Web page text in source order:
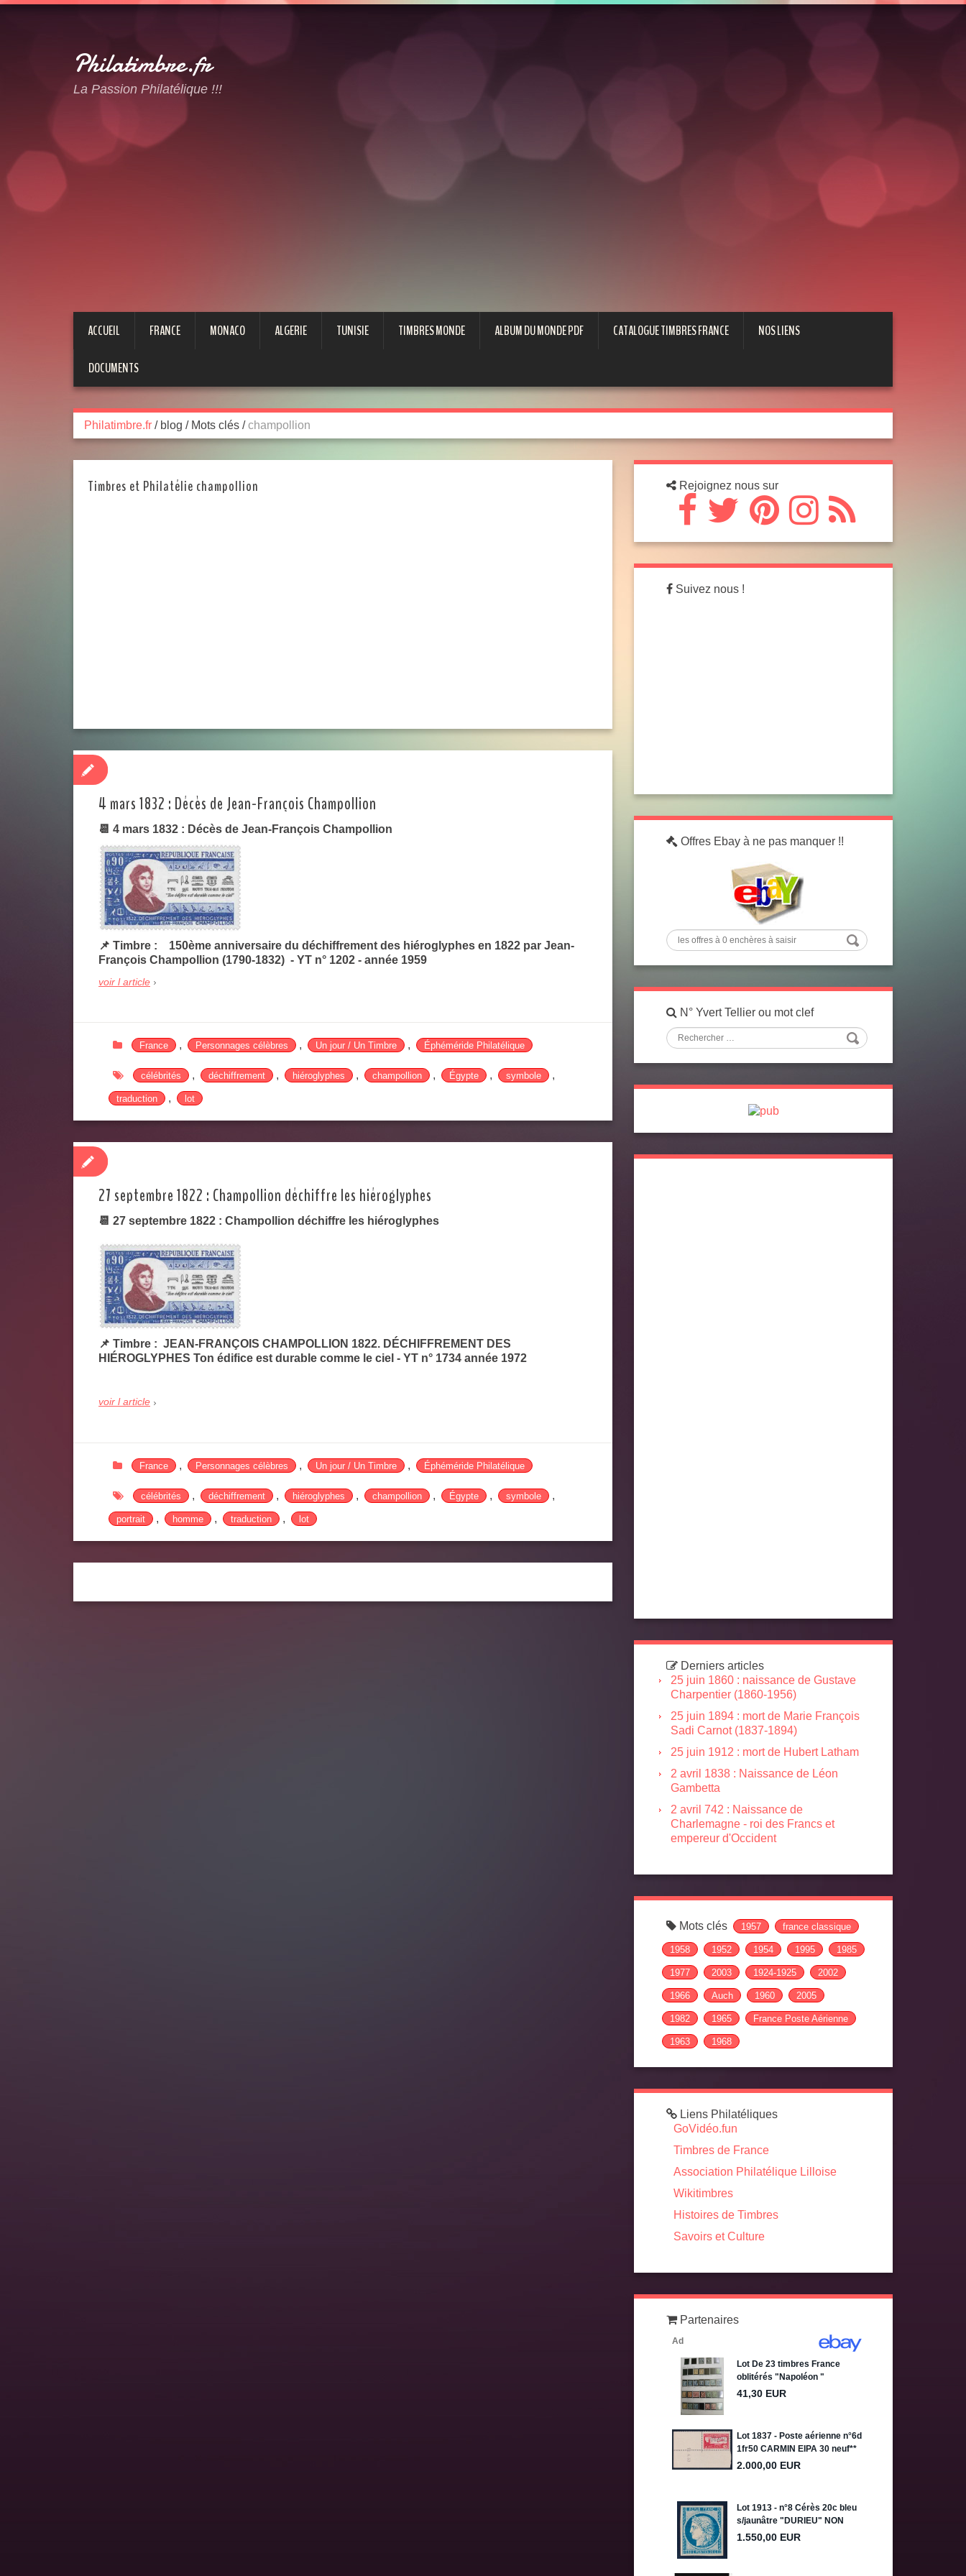
Philatimbre.fr
La Passion Philatélique !!!
ACCUEIL FRANCE MONACO ALGERIE TUNISIE TIMBRES MONDE ALBUM DU MONDE PDF CATALOGUE TIMBRES FRANCE NOS LIENS
DOCUMENTS
Philatimbre.fr /blog / Mots clés / champollion
Timbres et Philatélie champollion
4 mars 1832 : Décès de Jean-François Champollion
📆 4 mars 1832 : Décès de Jean-François Champollion
📌 Timbre : 150ème anniversaire du déchiffrement des hiéroglyphes en 1822 par Jean-
François Champollion (1790-1832) - YT n° 1202 - année 1959
voir l article
France , Personnages célèbres , Un jour / Un Timbre , Éphéméride Philatélique
célébrités , déchiffrement , hiéroglyphes , champollion , Égypte , symbole ,
traduction , lot
27 septembre 1822 : Champollion déchiffre les hiéroglyphes
📆 27 septembre 1822 : Champollion déchiffre les hiéroglyphes
📌 Timbre : JEAN-FRANÇOIS CHAMPOLLION 1822. DÉCHIFFREMENT DES
HIÉROGLYPHES Ton édifice est durable comme le ciel - YT n° 1734 année 1972
voir l article
France , Personnages célèbres , Un jour / Un Timbre , Éphéméride Philatélique
célébrités , déchiffrement , hiéroglyphes , champollion , Égypte , symbole ,
portrait , homme , traduction , lot
Rejoignez nous sur
Suivez nous !
Offres Ebay à ne pas manquer !!
N° Yvert Tellier ou mot clef
Derniers articles
25 juin 1860 : naissance de Gustave
Charpentier (1860-1956)
25 juin 1894 : mort de Marie François
Sadi Carnot (1837-1894)
25 juin 1912 : mort de Hubert Latham
2 avril 1838 : Naissance de Léon
Gambetta
2 avril 742 : Naissance de
Charlemagne - roi des Francs et
empereur d'Occident
Mots clés 1957 france classique
1958 1952 1954 1995 1985
1977 2003 1924-1925 2002
1966 Auch 1960 2005
1982 1965 France Poste Aérienne
1963 1968
Liens Philatéliques
GoVidéo.fun
Timbres de France
Association Philatélique Lilloise
Wikitimbres
Histoires de Timbres
Savoirs et Culture
Partenaires